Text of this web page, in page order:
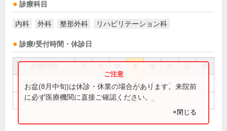
診療科目
内科 外科 整形外科 リハビリテーション科
診療/受付時間・休診日
祝
9:00～13:00 ● ● ● ● ●
14:00～18:00 ● ● ●
お盆(8月中旬)は休診・休業の場合があります。来院前
に必ず医療機関に直接ご確認ください。
×閉じる